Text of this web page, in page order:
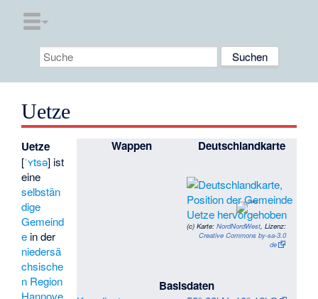
Uetze
Wappen Deutschlandkarte
(c) Karte: NordNordWest, Lizenz:
Creative Commons by-sa-3.0
de
Basisdaten
Uetze
[ˈʏtsə] ist
eine
selbstän
dige
Gemeind
e in der
niedersä
chsische
n Region